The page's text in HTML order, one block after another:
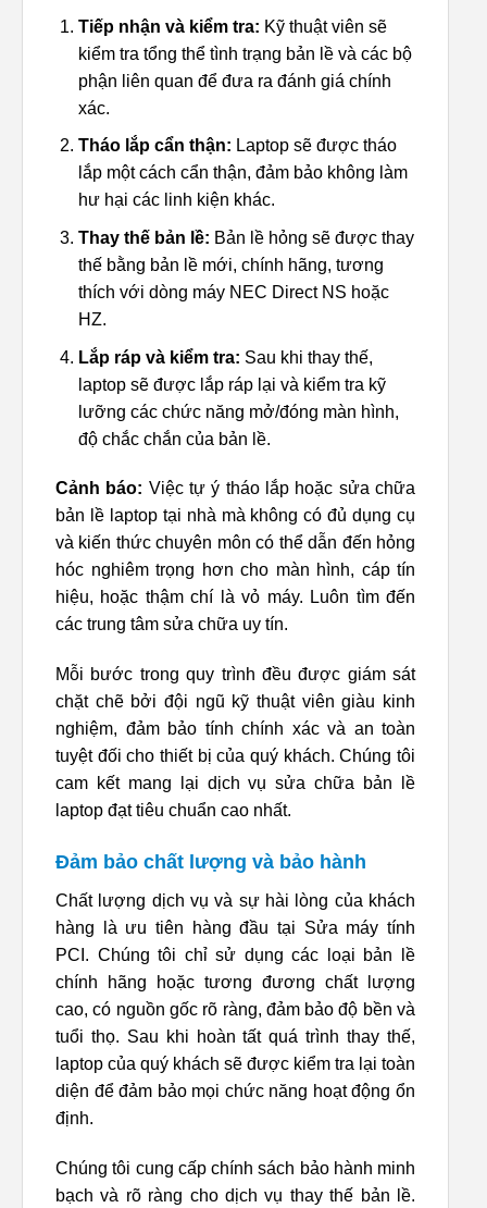
Tiếp nhận và kiểm tra: Kỹ thuật viên sẽ
kiểm tra tổng thể tình trạng bản lề và các bộ
phận liên quan để đưa ra đánh giá chính
xác.
Tháo lắp cẩn thận: Laptop sẽ được tháo
lắp một cách cẩn thận, đảm bảo không làm
hư hại các linh kiện khác.
Thay thế bản lề: Bản lề hỏng sẽ được thay
thế bằng bản lề mới, chính hãng, tương
thích với dòng máy NEC Direct NS hoặc
HZ.
Lắp ráp và kiểm tra: Sau khi thay thế,
laptop sẽ được lắp ráp lại và kiểm tra kỹ
lưỡng các chức năng mở/đóng màn hình,
độ chắc chắn của bản lề.
Cảnh báo: Việc tự ý tháo lắp hoặc sửa chữa
bản lề laptop tại nhà mà không có đủ dụng cụ
và kiến thức chuyên môn có thể dẫn đến hỏng
hóc nghiêm trọng hơn cho màn hình, cáp tín
hiệu, hoặc thậm chí là vỏ máy. Luôn tìm đến
các trung tâm sửa chữa uy tín.
Mỗi bước trong quy trình đều được giám sát
chặt chẽ bởi đội ngũ kỹ thuật viên giàu kinh
nghiệm, đảm bảo tính chính xác và an toàn
tuyệt đối cho thiết bị của quý khách. Chúng tôi
cam kết mang lại dịch vụ sửa chữa bản lề
laptop đạt tiêu chuẩn cao nhất.
Đảm bảo chất lượng và bảo hành
Chất lượng dịch vụ và sự hài lòng của khách
hàng là ưu tiên hàng đầu tại Sửa máy tính
PCI. Chúng tôi chỉ sử dụng các loại bản lề
chính hãng hoặc tương đương chất lượng
cao, có nguồn gốc rõ ràng, đảm bảo độ bền và
tuổi thọ. Sau khi hoàn tất quá trình thay thế,
laptop của quý khách sẽ được kiểm tra lại toàn
diện để đảm bảo mọi chức năng hoạt động ổn
định.
Chúng tôi cung cấp chính sách bảo hành minh
bạch và rõ ràng cho dịch vụ thay thế bản lề.